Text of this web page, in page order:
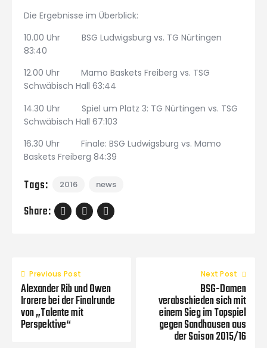
Die Ergebnisse im Überblick:
10.00 Uhr BSG Ludwigsburg vs. TG Nürtingen
83:40
12.00 Uhr Mamo Baskets Freiberg vs. TSG
Schwäbisch Hall 63:44
14.30 Uhr Spiel um Platz 3: TG Nürtingen vs. TSG
Schwäbisch Hall 67:103
16.30 Uhr Finale: BSG Ludwigsburg vs. Mamo
Baskets Freiberg 84:39
Tags: 2016 news
Share:
Previous Post
Alexander Rib und Owen
Irorere bei der Finalrunde
von „Talente mit
Perspektive“
Next Post
BSG-Damen
verabschieden sich mit
einem Sieg im Topspiel
gegen Sandhausen aus
der Saison 2015/16